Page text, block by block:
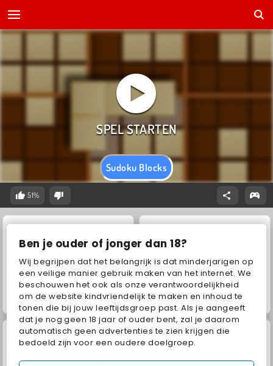
Ben je ouder of jonger dan 18?
Wij begrijpen dat het belangrijk is dat minderjarigen op
een veilige manier gebruik maken van het internet. We
beschouwen het ook als onze verantwoordelijkheid
om de website kindvriendelijk te maken en inhoud te
tonen die bij jouw leeftijdsgroep past. Als je aangeeft
dat je nog geen 18 jaar of ouder bent, zal je daarom
automatisch geen advertenties te zien krijgen die
bedoeld zijn voor een oudere doelgroep.
Sudoku Blocks
51%
Match Arena Multiplayer Dagelijkse sudoku